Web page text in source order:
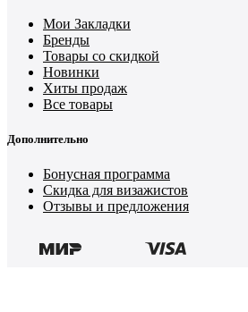
Мои Закладки
Бренды
Товары со скидкой
Новинки
Хиты продаж
Все товары
Дополнительно
Бонусная программа
Скидка для визажистов
Отзывы и предложения